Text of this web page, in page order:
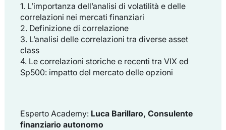
1. L’importanza dell’analisi di volatilità e delle
correlazioni nei mercati finanziari
2. Definizione di correlazione
3. L’analisi delle correlazioni tra diverse asset
class
4. Le correlazioni storiche e recenti tra VIX ed
Sp500: impatto del mercato delle opzioni
Esperto Academy: Luca Barillaro, Consulente
finanziario autonomo